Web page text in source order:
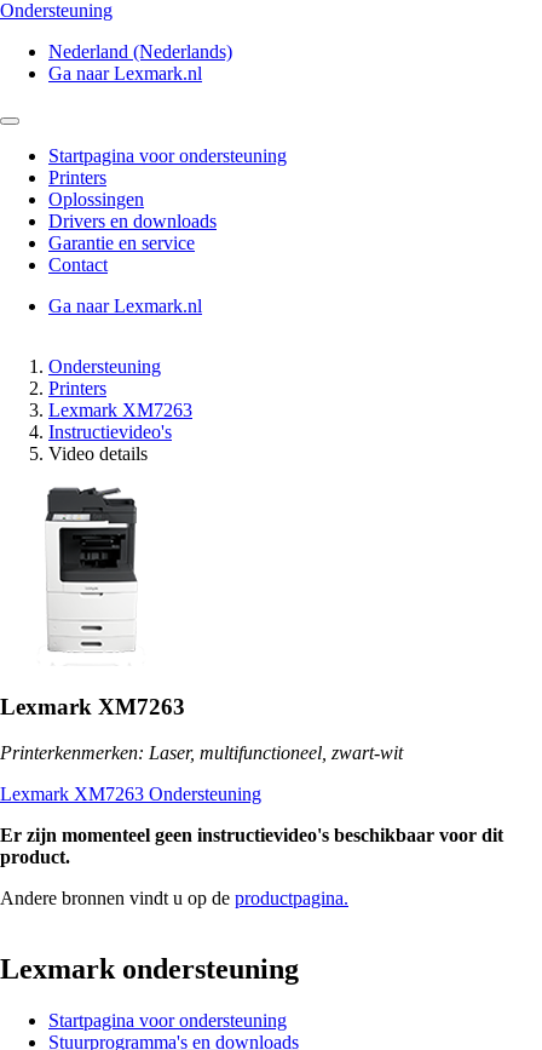
Ondersteuning
Nederland (Nederlands)
Ga naar Lexmark.nl
Startpagina voor ondersteuning
Printers
Oplossingen
Drivers en downloads
Garantie en service
Contact
Ga naar Lexmark.nl
Ondersteuning
Printers
Lexmark XM7263
Instructievideo's
Video details
Lexmark XM7263
Printerkenmerken: Laser, multifunctioneel, zwart-wit
Lexmark XM7263 Ondersteuning
Er zijn momenteel geen instructievideo's beschikbaar voor dit
product.
Andere bronnen vindt u op de productpagina.
Lexmark ondersteuning
Startpagina voor ondersteuning
Stuurprogramma's en downloads